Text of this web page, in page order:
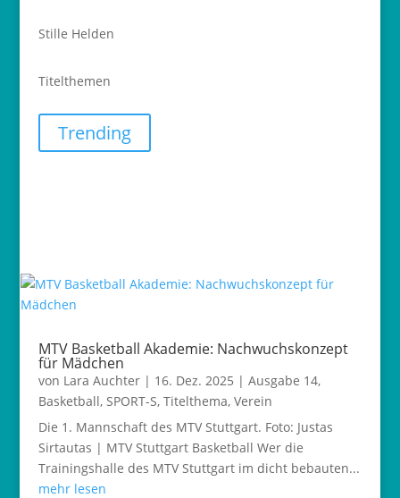
Stille Helden
Titelthemen
Trending
MTV Basketball Akademie: Nachwuchskonzept
für Mädchen
von Lara Auchter| 16. Dez. 2025 | Ausgabe 14,
Basketball, SPORT-S, Titelthema, Verein
Die 1. Mannschaft des MTV Stuttgart. Foto: Justas
Sirtautas | MTV Stuttgart Basketball Wer die
Trainingshalle des MTV Stuttgart im dicht bebauten...
mehr lesen